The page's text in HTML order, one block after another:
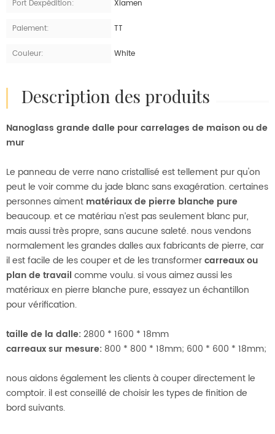
Port Dexpédition: Xiamen
Paiement: TT
Couleur: White
description des produits
Nanoglass grande dalle pour carrelages de maison ou de
mur
Le panneau de verre nano cristallisé est tellement pur qu'on
peut le voir comme du jade blanc sans exagération. certaines
personnes aiment matériaux de pierre blanche pure
beaucoup. et ce matériau n’est pas seulement blanc pur,
mais aussi très propre, sans aucune saleté. nous vendons
normalement les grandes dalles aux fabricants de pierre, car
il est facile de les couper et de les transformercarreaux ou
plan de travail comme voulu. si vous aimez aussi les
matériaux en pierre blanche pure, essayez un échantillon
pour vérification.
taille de la dalle:2800 * 1600 * 18mm
carreaux sur mesure: 800 * 800 * 18mm; 600 * 600 * 18mm;
nous aidons également les clients à couper directement le
comptoir. il est conseillé de choisir les types de finition de
bord suivants.